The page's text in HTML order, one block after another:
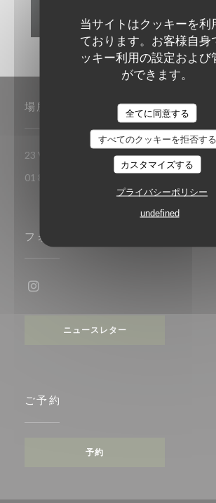
当サイトはクッキーを利
ております。お客様自身
ッキー利用の設定および
ができます。
全てに同意する
すべてのクッキーを拒否する
カスタマイズする
プライバシーポリシー
undefined
場所
23 Villa Riberolle 75020 Paris((新しいウィン
01 88 40 89 93
フォローしてください
ニュースレター
ご予約
予約